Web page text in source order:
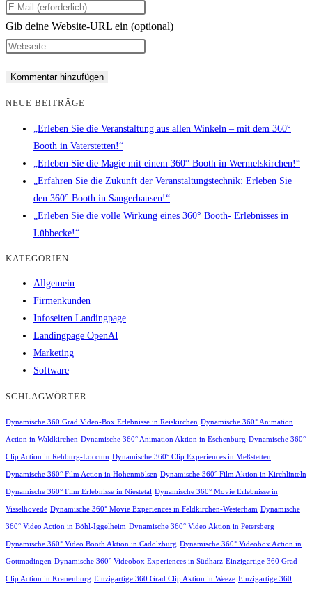
Gib deine Website-URL ein (optional)
NEUE BEITRÄGE
„Erleben Sie die Veranstaltung aus allen Winkeln – mit dem 360°
Booth in Vaterstetten!“
„Erleben Sie die Magie mit einem 360° Booth in Wermelskirchen!“
„Erfahren Sie die Zukunft der Veranstaltungstechnik: Erleben Sie
den 360° Booth in Sangerhausen!“
„Erleben Sie die volle Wirkung eines 360° Booth- Erlebnisses in
Lübbecke!“
KATEGORIEN
Allgemein
Firmenkunden
Infoseiten Landingpage
Landingpage OpenAI
Marketing
Software
SCHLAGWÖRTER
Dynamische 360 Grad Video-Box Erlebnisse in Reiskirchen Dynamische 360° Animation
Action in Waldkirchen Dynamische 360° Animation Aktion in Eschenburg Dynamische 360°
Clip Action in Rehburg-Loccum Dynamische 360° Clip Experiences in Meßstetten
Dynamische 360° Film Action in Hohenmölsen Dynamische 360° Film Aktion in Kirchlinteln
Dynamische 360° Film Erlebnisse in Niestetal Dynamische 360° Movie Erlebnisse in
Visselhövede Dynamische 360° Movie Experiences in Feldkirchen-Westerham Dynamische
360° Video Action in Böhl-Iggelheim Dynamische 360° Video Aktion in Petersberg
Dynamische 360° Video Booth Aktion in Cadolzburg Dynamische 360° Videobox Action in
Gottmadingen Dynamische 360° Videobox Experiences in Südharz Einzigartige 360 Grad
Clip Action in Kranenburg Einzigartige 360 Grad Clip Aktion in Weeze Einzigartige 360